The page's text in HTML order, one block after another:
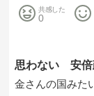
共感した
0
思わない 安倍
金さんの国みた